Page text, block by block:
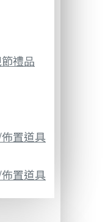
禮品
置道具
置道具